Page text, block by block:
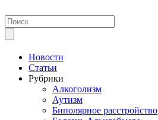
Новости
Статьи
Рубрики
Алкоголизм
Аутизм
Биполярное расстройство